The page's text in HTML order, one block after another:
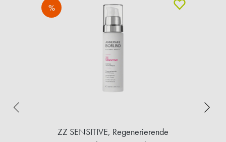
%
ZZ SENSITIVE, Regenerierende